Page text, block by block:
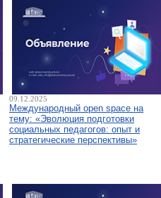
09.12.2025
Международный open space на
тему: «Эволюция подготовки
социальных педагогов: опыт и
стратегические перспективы»